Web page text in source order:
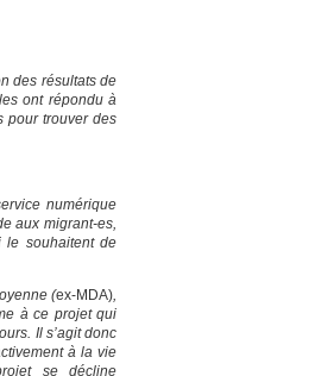
des résultats de
ont répondu à
pour trouver des
numérique
aux migrant-es,
le souhaitent de
(ex-MDA),
à ce projet qui
Il s’agit donc
à la vie
se décline